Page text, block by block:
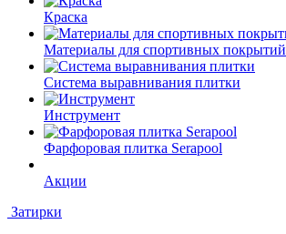
Краска
Материалы для спортивных покрытий
Система выравнивания плитки
Инструмент
Фарфоровая плитка Serapool
Акции
Затирки